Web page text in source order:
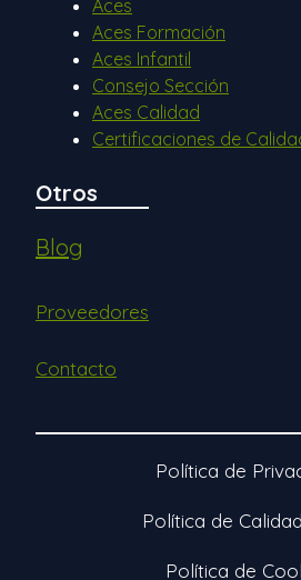
Aces
Aces Formación
Aces Infantil
Consejo Sección
Aces Calidad
Certificaciones de
Otros
Blog
Proveedores
Contacto
Política de
Política de
Política de